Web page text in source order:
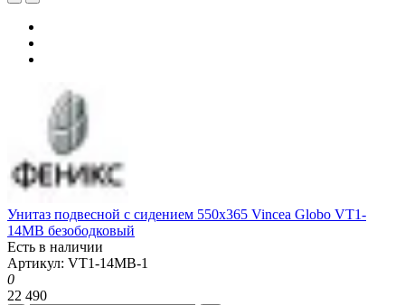
Унитаз подвесной с сидением 550x365 Vincea Globo VT1-
14MB безободковый
Есть в наличии
Артикул: VT1-14MB-1
0
22 490